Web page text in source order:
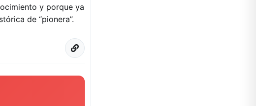
y porque ya
de “pionera”.